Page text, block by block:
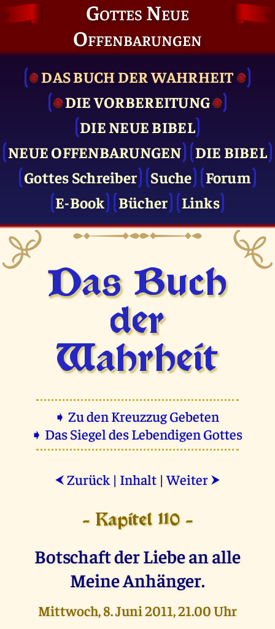
Gottes Neue
Offenbarungen
DAS BUCH DER WAHRHEIT
DIE VOR­BEREITUNG
DIE NEUE BIBEL
NEUE OFFENBARUNGEN
DIE BIBEL
Gottes Schreiber
Suche
Forum
E-Book
Bücher Links
Das Buch
der
Wahrheit
➧ Zu den Kreuzzug Gebeten
➧ Das Siegel des Lebendigen Gottes
⮜ Zurück | Inhalt |Weiter ⮞
- Kapitel 110 -
Botschaft der Liebe an alle
Meine Anhänger.
Mittwoch, 8. Juni 2011, 21.00 Uhr